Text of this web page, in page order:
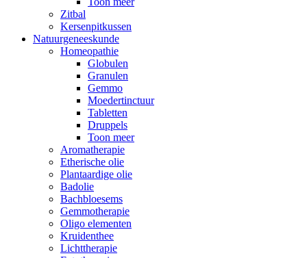
Zitbal
Kersenpitkussen
Natuurgeneeskunde
Homeopathie
Globulen
Granulen
Gemmo
Moedertinctuur
Tabletten
Druppels
Toon meer
Aromatherapie
Etherische olie
Plantaardige olie
Badolie
Bachbloesems
Gemmotherapie
Oligo elementen
Kruidenthee
Lichttherapie